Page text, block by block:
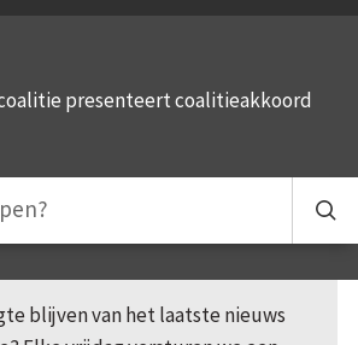
presenteert coalitieakkoord
blijven van het laatste nieuws